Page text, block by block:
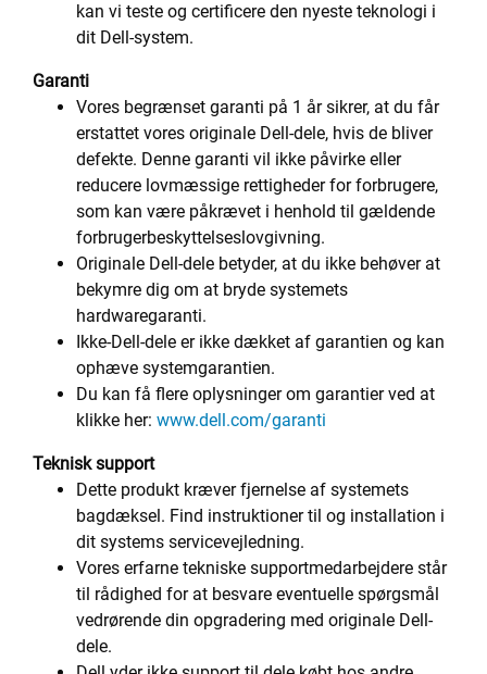
kan vi teste og certificere den nyeste teknologi i
dit Dell-system.
Garanti
Vores begrænset garanti på 1 år sikrer, at du får
erstattet vores originale Dell-dele, hvis de bliver
defekte. Denne garanti vil ikke påvirke eller
reducere lovmæssige rettigheder for forbrugere,
som kan være påkrævet i henhold til gældende
forbrugerbeskyttelseslovgivning.
Originale Dell-dele betyder, at du ikke behøver at
bekymre dig om at bryde systemets
hardwaregaranti.
Ikke-Dell-dele er ikke dækket af garantien og kan
ophæve systemgarantien.
Du kan få flere oplysninger om garantier ved at
klikke her: www.dell.com/garanti
Teknisk support
Dette produkt kræver fjernelse af systemets
bagdæksel. Find instruktioner til og installation i
dit systems servicevejledning.
Vores erfarne tekniske supportmedarbejdere står
til rådighed for at besvare eventuelle spørgsmål
vedrørende din opgradering med originale Dell-
dele.